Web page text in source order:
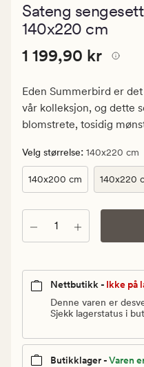
Sateng
140x220 cm
Pris
kr.
1
199,90
kr
Pris 1 199,90 kr
1 199,90 kr
Eden Summerbird er
vår kolleksjon, og dette
blomstrete, tosidig
Velg størrelse: 140x220 cm
140x200 cm 140x220
Antall
Nettbutikk - Ikke på
Denne varen er
Sjekk lagerstatus i
Butikklager -Varen